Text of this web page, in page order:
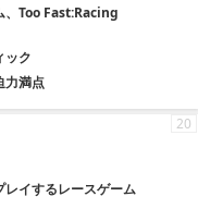
、Too Fast:Racing
ック
力満点
イするレースゲーム
20